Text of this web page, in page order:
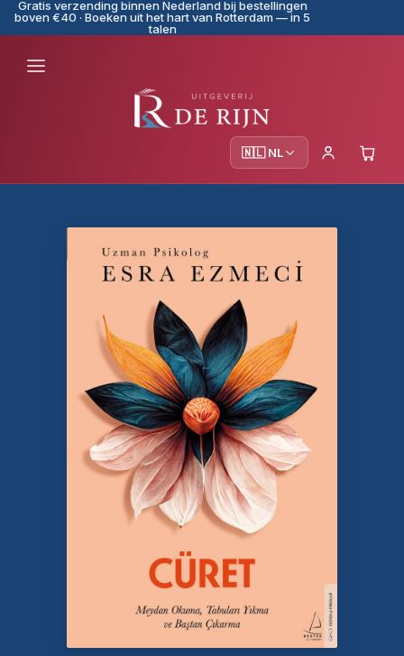
Gratis verzending binnen Nederland bij bestellingen
boven €40 · Boeken uit het hart van Rotterdam — in 5
talen
🇳🇱 NL